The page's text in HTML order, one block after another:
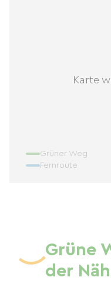
Karte
Grüner Weg
Fernroute
Grüne
der